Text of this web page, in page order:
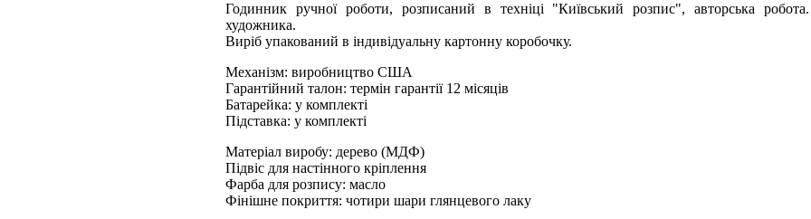
Годинник ручної роботи, розписаний в техніці "Київський розпис", авторська
художника.
Виріб упакований в індивідуальну картонну коробочку.
Механізм: виробництво США
Гарантійний талон: термін гарантії 12 місяців
Батарейка: у комплекті
Підставка: у комплекті
Матеріал виробу: дерево (МДФ)
Підвіс для настінного кріплення
Фарба для розпису: масло
Фінішне покриття: чотири шари глянцевого лаку